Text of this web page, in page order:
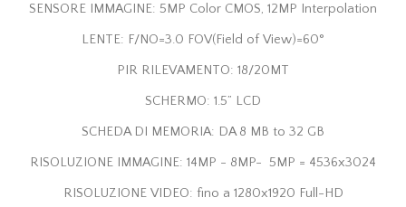
SENSORE IMMAGINE: 5MP Color CMOS, 12MP Interpolation
LENTE: F/NO=3.0 FOV(Field of View)=60°
PIR RILEVAMENTO: 18/20MT
SCHERMO: 1.5” LCD
SCHEDA DI MEMORIA: DA 8 MB to 32 GB
RISOLUZIONE IMMAGINE: 14MP - 8MP- 5MP = 4536x3024
RISOLUZIONE VIDEO: fino a 1280x1920 Full-HD